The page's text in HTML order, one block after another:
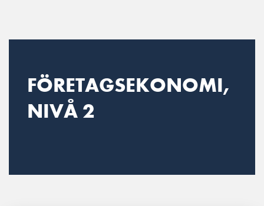
FÖRETAGSEKONOMI,
NIVÅ 2